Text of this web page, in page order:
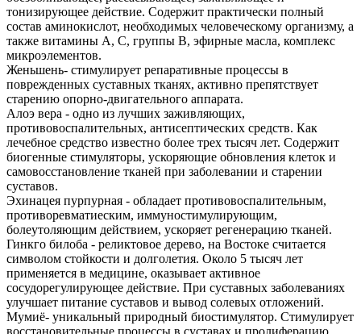
тонизирующее действие. Содержит практически полный
состав аминокислот, необходимых человеческому организму, а
также витамины А, С, группы В, эфирные масла, комплекс
микроэлементов.
Женьшень- стимулирует репаративные процессы в
поврежденных суставных тканях, активно препятствует
старению опорно-двигательного аппарата.
Алоэ вера - одно из лучших заживляющих,
противовоспалительных, антисептических средств. Как
лечебное средство известно более трех тысяч лет. Содержит
биогенные стимуляторы, ускоряющие обновления клеток и
самовосстановление тканей при заболевании и старении
суставов.
Эхинацея пурпурная - обладает противовоспалительным,
противоревматиеским, иммуностимулирующим,
болеутоляющим действием, ускоряет регенерацию тканей.
Гинкго билоба - реликтовое дерево, на Востоке считается
символом стойкости и долголетия. Около 5 тысяч лет
применяется в медицине, оказывает активное
сосудорегулирующее действие. При суставных заболеваниях
улучшает питание суставов и вывод солевых отложений.
Мумиё- уникальный природный биостимулятор. Стимулирует
восстановительные процессы в суставах и пролиферацию